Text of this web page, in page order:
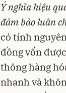
Ý nghĩa hiệu
đảm bảo luân
có tính
đồng vốn
thông hàng
nhanh và